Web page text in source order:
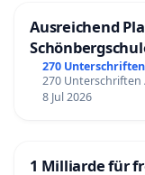
Ausreichend
270 Unterschriften
270 Unterschriften
8 Jul 2026
1 Milliarde für